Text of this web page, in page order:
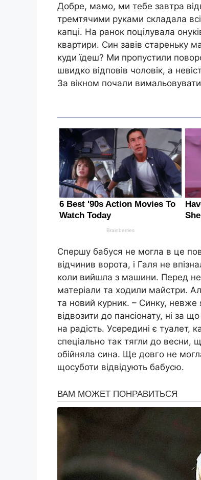
Добре, мамо, ми тебе завтра
тремтячими руками складала
капці. На ранок поцілувала
квартири. Син завів стареньку
куди їдеш? Ми пропустили
швидко відповів чоловік, а
За вікном почали
Спершу бабуся не могла в це
відчинив ворота, і Галя не
коли вийшла з машини. Перед
матеріали та ходили майстри.
та новий курник. – Синку,
відвозити до пансіонату, ні за
на радість. Усередині є туалет,
спеціально так тягли до весни,
обійняла сина. Ще довго не
щосуботи відвідують бабусю.